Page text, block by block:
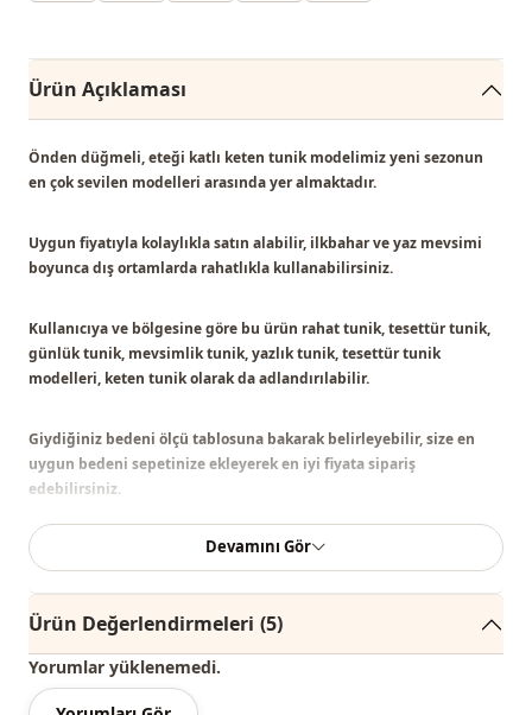
Ürün Açıklaması
Önden düğmeli, eteği katlı keten tunik modelimizyeni sezonun
en çok sevilen modelleri arasında yer almaktadır.
Uygun fiyatıyla kolaylıkla satın alabilir, ilkbahar ve yaz mevsimi
boyunca dış ortamlarda rahatlıkla kullanabilirsiniz.
Kullanıcıya ve bölgesine göre bu ürün rahat tunik, tesettür tunik,
günlük tunik, mevsimlik tunik, yazlık tunik, tesettür tunik
modelleri, keten tunikolarak da adlandırılabilir.
Giydiğiniz bedeni ölçü tablosuna bakarak belirleyebilir, size en
uygun bedeni sepetinize ekleyerek en iyi fiyata sipariş
edebilirsiniz.
Not: Ürün içeriği tunikten oluşmaktadır. (Pantolon, ayakkabı, çanta
ve takılar dekor amaçlı kullanılmaktadır.)
Not:Ürünün renginde konsept çekimlerinden dolayı ton farklılığı
olabilir.
Devamını Gör
Ürün Değerlendirmeleri (5)
Yorumlar yüklenemedi.